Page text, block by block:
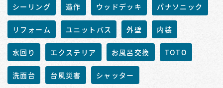
シーリング 造作 ウッドデッキ パナソニック
リフォーム ユニットバス 外壁 内装
水回り エクステリア お風呂交換 TOTO
洗面台 台風災害 シャッター